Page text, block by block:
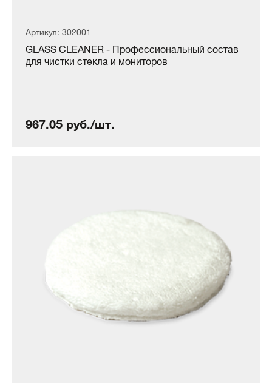
Артикул: 302001
GLASS CLEANER - Профессиональный состав
для чистки стекла и мониторов
967.05 руб./шт.